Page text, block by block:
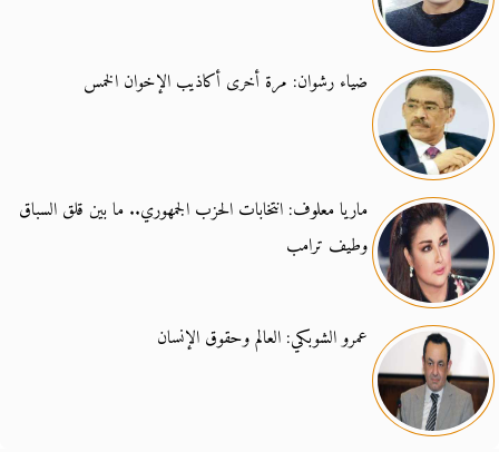
ضياء رشوان: مرة أخرى أكاذيب الإخوان الخمس
ماريا معلوف: انتخابات الحزب الجمهوري.. ما بين قلق السباق
وطيف ترامب
عمرو الشوبكي: العالم وحقوق الإنسان